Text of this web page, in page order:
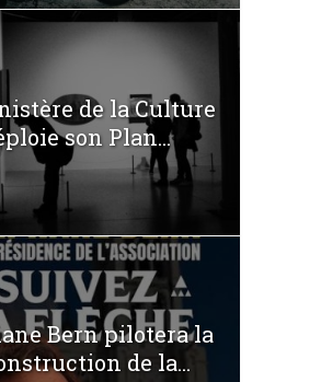
de la Culture
son Plan...
Bern pilotera la
de la...